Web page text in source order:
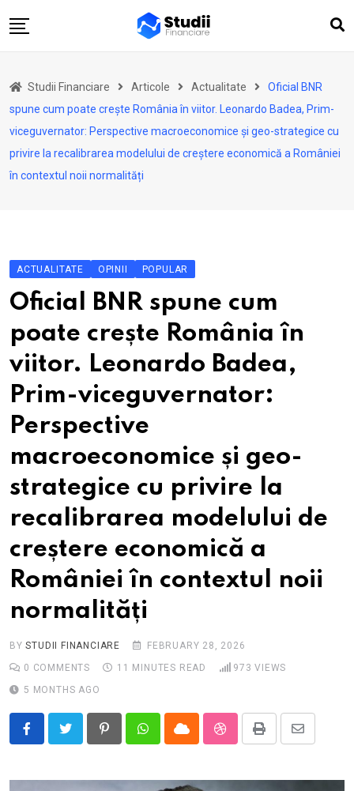
to
Actualitate
Investiții
Asigurări
Pensii
Autori
Analize ASF
Studii Financiare Articole Actualitate
Oficial BNR
spune cum poate crește România în viitor. Leonardo Badea, Prim-
viceguvernator: Perspective macroeconomice și geo-strategice cu
privire la recalibrarea modelului de creștere economică a României
în contextul noii normalități
ACTUALITATE OPINII POPULAR
Oficial BNR spune cum
poate crește România în
viitor. Leonardo Badea,
Prim-viceguvernator:
Perspective
macroeconomice și geo-
strategice cu privire la
recalibrarea modelului de
creștere economică a
României în contextul noii
normalități
BYSTUDII FINANCIARE
FEBRUARY 28, 2026
0 COMMENTS 11 MINUTES READ 973 VIEWS
5 MONTHS AGO
PinterestWhatsappCloud StumbleUpon
Print
Share
Email